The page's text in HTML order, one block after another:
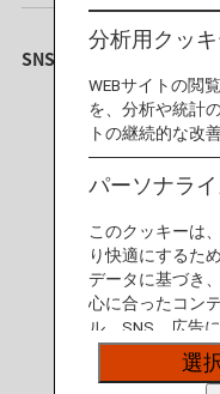
SNS公式アカウント
分析用クッ
WEBサイトの閲
を、分析や統計
トの継続的な改
パーソナラ
このクッキーは
り快適にするた
データに基づき
心に合ったコン
ル、SNS、広告
選